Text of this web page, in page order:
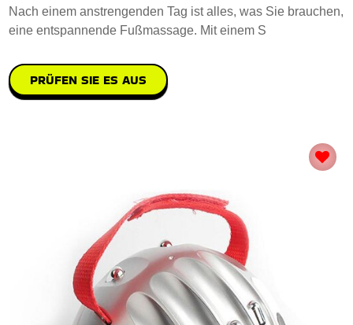
Nach einem anstrengenden Tag ist alles, was Sie brauchen,
eine entspannende Fußmassage. Mit einem S
PRÜFEN SIE ES AUS